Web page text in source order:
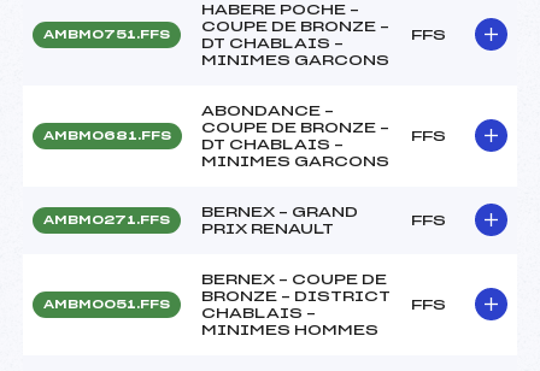
AMBM0751.FFS
HABERE POCHE –
COUPE DE BRONZE –
DT CHABLAIS –
MINIMES GARCONS
FFS
AMBM0681.FFS
ABONDANCE –
COUPE DE BRONZE –
DT CHABLAIS –
MINIMES GARCONS
FFS
AMBM0271.FFS
BERNEX – GRAND
PRIX RENAULT
FFS
AMBM0051.FFS
BERNEX – COUPE DE
BRONZE – DISTRICT
CHABLAIS –
MINIMES HOMMES
FFS